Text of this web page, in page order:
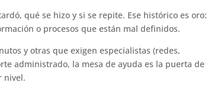
qué se hizo y si se repite. Ese histórico es oro:
o procesos que están mal definidos.
y otras que exigen especialistas (redes,
administrado, la mesa de ayuda es la puerta de
nivel.